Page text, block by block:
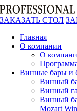
ЗАКАЗАТЬ СТОЛ
Главная
О компании
О
Винные бары и
Винный
Винный
Винный
Mozart